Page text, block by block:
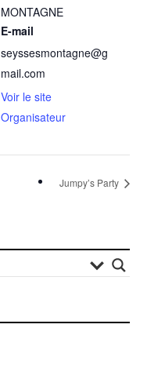
MONTAGNE
E-mail
seyssesmontagne@g
mail.com
Voir le site
Organisateur
Jumpy’s Party